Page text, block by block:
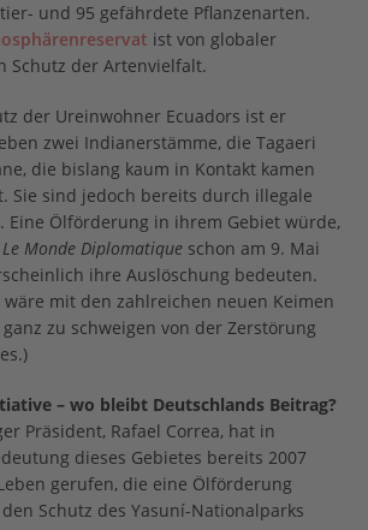
und 95 gefährdete Pflanzenarten.
ist von globaler
Schutz der Artenvielfalt.
der Ureinwohner Ecuadors ist er
zwei Indianerstämme, die Tagaeri
die bislang kaum in Kontakt kamen
Sie sind jedoch bereits durch illegale
Eine Ölförderung in ihrem Gebiet würde,
Le Monde Diplomatique schon am 9. Mai
ihre Auslöschung bedeuten.
mit den zahlreichen neuen Keimen
zu schweigen von der Zerstörung
– wo bleibt Deutschlands Beitrag?
Präsident, Rafael Correa, hat in
dieses Gebietes bereits 2007
gerufen, die eine Ölförderung
Schutz des Yasuní-Nationalparks